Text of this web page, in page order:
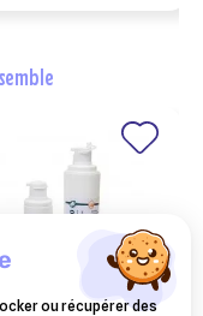
ou récupérer des